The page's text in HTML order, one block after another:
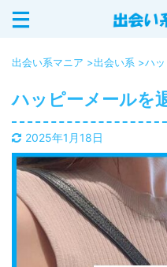
サイト内を検索する
カテゴリー
イククル (18)
Jメール (16)
YYC (12)
ASOBO (5)
華の会メール (6)
出会い系 (20)
PCMAX (40)
出会いアプリ (12)
出会い系マニア >出会い系 >ハ
ハッピーメールを
2025年1月18日